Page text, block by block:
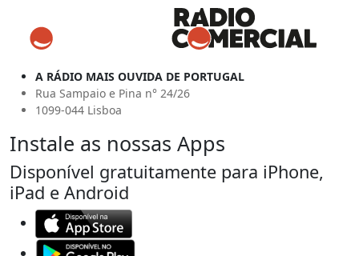
A RÁDIO MAIS OUVIDA DE PORTUGAL
Rua Sampaio e Pina n° 24/26
1099-044 Lisboa
Instale as nossas Apps
Disponível gratuitamente para iPhone,
iPad e Android